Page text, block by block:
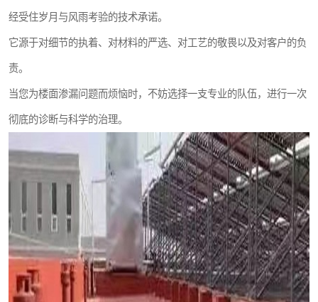
经受住岁月与风雨考验的技术承诺。
它源于对细节的执着、对材料的严选、对工艺的敬畏以及对客户的负
责。
当您为楼面渗漏问题而烦恼时，不妨选择一支专业的队伍，进行一次
彻底的诊断与科学的治理。